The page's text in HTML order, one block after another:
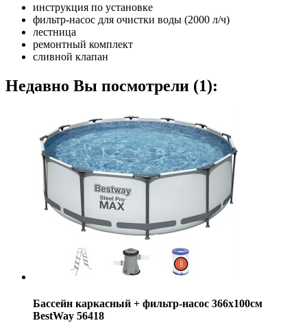
инструкция по установке
фильтр-насос для очистки воды (2000 л/ч)
лестница
ремонтный комплект
сливной клапан
Недавно Вы посмотрели (1):
Бассейн каркасный + фильтр-насос 366х100см
BestWay 56418